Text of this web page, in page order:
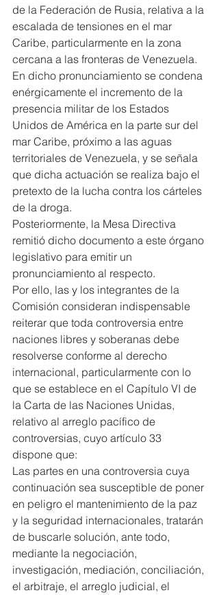
de la Federación de Rusia, relativa a la
escalada de tensiones en el mar
Caribe, particularmente en la zona
cercana a las fronteras de Venezuela.
En dicho pronunciamiento se condena
enérgicamente el incremento de la
presencia militar de los Estados
Unidos de América en la parte sur del
mar Caribe, próximo a las aguas
territoriales de Venezuela, y se señala
que dicha actuación se realiza bajo el
pretexto de la lucha contra los cárteles
de la droga.
Posteriormente, la Mesa Directiva
remitió dicho documento a este órgano
legislativo para emitir un
pronunciamiento al respecto.
Por ello, las y los integrantes de la
Comisión consideran indispensable
reiterar que toda controversia entre
naciones libres y soberanas debe
resolverse conforme al derecho
internacional, particularmente con lo
que se establece en el Capítulo VI de
la Carta de las Naciones Unidas,
relativo al arreglo pacífico de
controversias, cuyo artículo 33
dispone que:
Las partes en una controversia cuya
continuación sea susceptible de poner
en peligro el mantenimiento de la paz
y la seguridad internacionales, tratarán
de buscarle solución, ante todo,
mediante la negociación,
investigación, mediación, conciliación,
el arbitraje, el arreglo judicial, el